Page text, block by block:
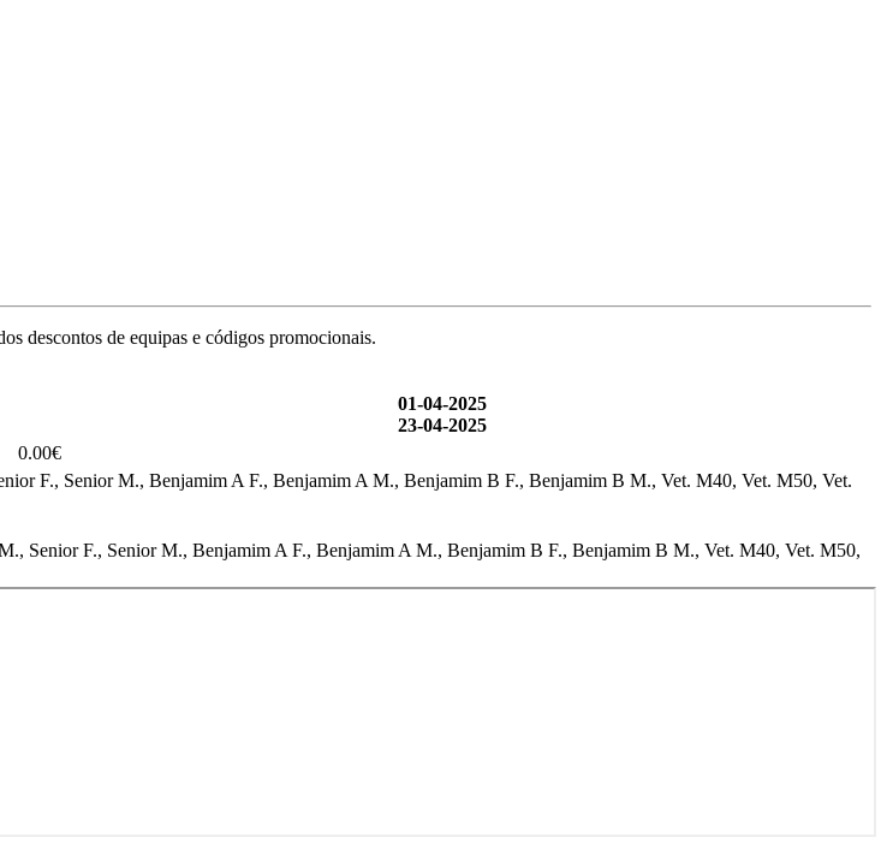
descontos de equipas e códigos promocionais.
01-04-2025
23-04-2025
0.00€
F., Senior M., Benjamim A F., Benjamim A M., Benjamim B F., Benjamim B M., Vet. M40, Vet. M50, Vet.
Senior F., Senior M., Benjamim A F., Benjamim A M., Benjamim B F., Benjamim B M., Vet. M40, Vet. M50,